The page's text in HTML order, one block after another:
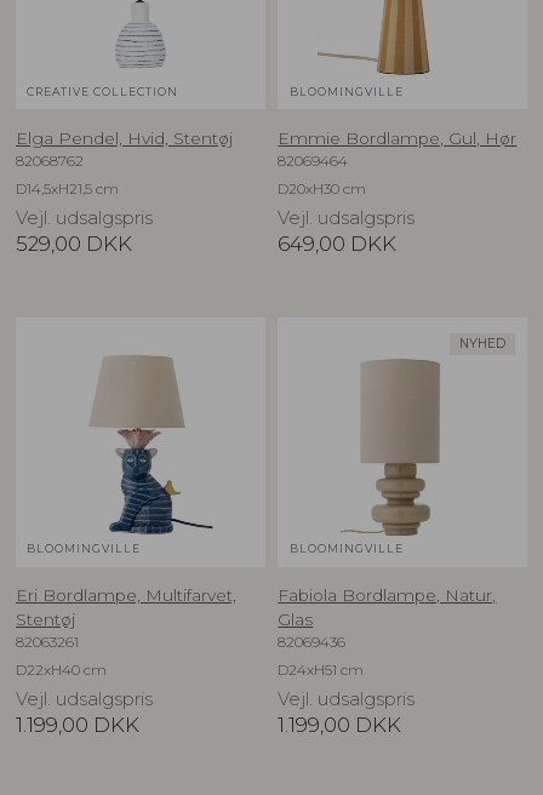
CREATIVE COLLECTION
Elga Pendel, Hvid, Stentøj
82068762
D14,5xH21,5 cm
Vejl. udsalgspris
529,00 DKK
BLOOMINGVILLE
Emmie Bordlampe, Gul, Hør
82069464
D20xH30 cm
Vejl. udsalgspris
649,00 DKK
BLOOMINGVILLE
Eri Bordlampe, Multifarvet,
Stentøj
82063261
D22xH40 cm
Vejl. udsalgspris
1.199,00 DKK
NYHED
BLOOMINGVILLE
Fabiola Bordlampe, Natur,
Glas
82069436
D24xH51 cm
Vejl. udsalgspris
1.199,00 DKK